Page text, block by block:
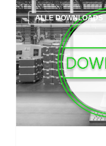
Quick
Start
Guides:
Connect-
Transport
ALLE DOWNLOADS